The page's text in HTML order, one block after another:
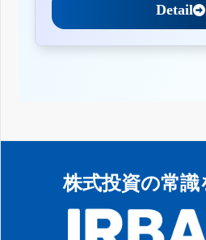
Detail
株式投資の常識